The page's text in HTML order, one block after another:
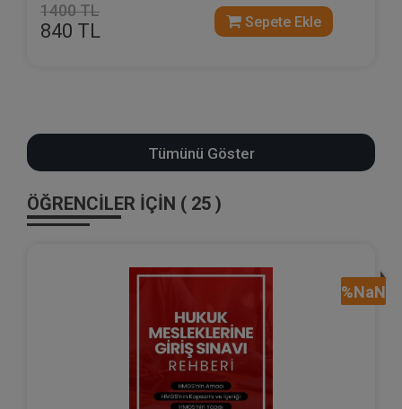
1400 TL
840 TL Sepete Ekle
Tümünü Göster
ÖĞRENCİLER İÇİN ( 25 )
%NaN